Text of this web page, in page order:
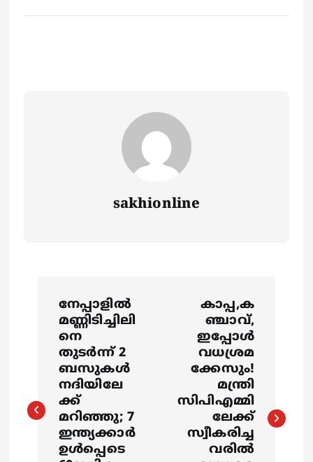
sakhionline
t
n
നേപ്പാളിൽ
മണ്ണിടിച്ചിലി
നെ
തുടർന്ന് 2
ബസുകൾ
നദിയിലേ
ക്ക്
മറിഞ്ഞു; 7
ഇന്ത്യക്കാർ
ഉള്‍പ്പെടെ
കാപ്പ,ക
ഞ്ചാവ്,
ഇപ്പോൾ
വധശ്രമ
ക്കേസും!
മന്ത്രി
സിപിഎമ്മി
ലേക്ക്
സ്വീകരിച്ച
വരിൽ